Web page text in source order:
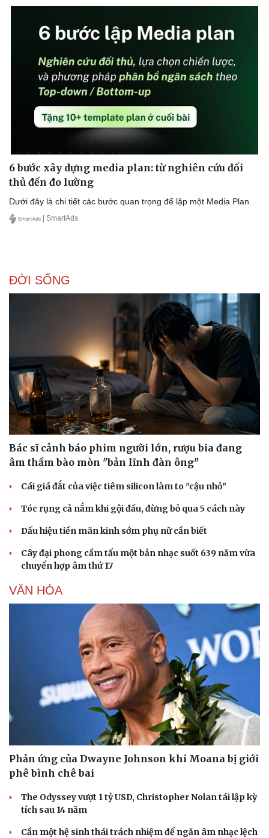
Doanh nghiệp
Thông tin doanh nghiệp
Doanh nghiệp 24h
Doanh nhân
Vì cộng đồng
Công nghệ
Sành điệu
Tin Công nghệ
Trải nghiệm
Chuyển đổi số
6 bước xây dựng media plan: từ nghiên cứu đối
thủ đến đo lường
Dưới đây là chi tiết các bước quan trọng để lập một Media Plan.
| SmartAds
ĐỜI SỐNG
Bác sĩ cảnh báo phim người lớn, rượu bia đang
âm thầm bào mòn "bản lĩnh đàn ông"
Cái giá đắt của việc tiêm silicon làm to "cậu nhỏ"
Tóc rụng cả nắm khi gội đầu, đừng bỏ qua 5 cách này
Dấu hiệu tiền mãn kinh sớm phụ nữ cần biết
Cây đại phong cầm tấu một bản nhạc suốt 639 năm vừa
chuyển hợp âm thứ 17
VĂN HÓA
Phản ứng của Dwayne Johnson khi Moana bị giới
phê bình chê bai
The Odyssey vượt 1 tỷ USD, Christopher Nolan tái lập kỳ
tích sau 14 năm
Cần một hệ sinh thái trách nhiệm để ngăn âm nhạc lệch